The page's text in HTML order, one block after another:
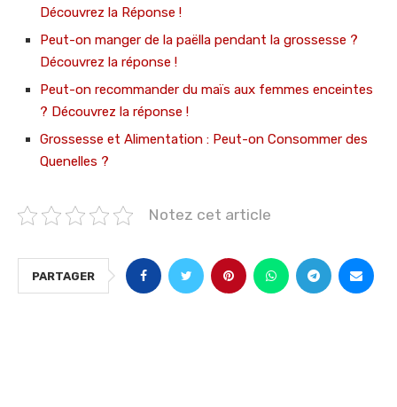
Découvrez la Réponse !
Peut-on manger de la paëlla pendant la grossesse ?
Découvrez la réponse !
Peut-on recommander du maïs aux femmes enceintes
? Découvrez la réponse !
Grossesse et Alimentation : Peut-on Consommer des
Quenelles ?
Notez cet article
PARTAGER